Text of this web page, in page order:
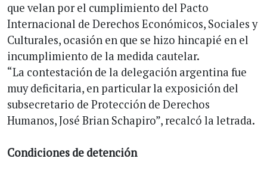
que velan por el cumplimiento del Pacto
Internacional de Derechos Económicos, Sociales y
Culturales, ocasión en que se hizo hincapié en el
incumplimiento de la medida cautelar.
“La contestación de la delegación argentina fue
muy deficitaria, en particular la exposición del
subsecretario de Protección de Derechos
Humanos, José Brian Schapiro”, recalcó la letrada.
Condiciones de detención